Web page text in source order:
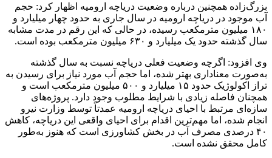
بزرگ‌زاده همچنین درباره وضعیت دریاچه ارومیه اظهار کرد: حجم
آب موجود در دریاچه ارومیه در سال جاری به حدود چهار میلیارد و
۱۸۰ میلیون مترمکعب رسیده، در حالی که این رقم در مدت مشابه
سال گذشته حدود یک میلیارد و ۶۳۰ میلیون مترمکعب بوده است.
وی افزود: اگرچه وضعیت فعلی دریاچه نسبت به سال گذشته
به‌صورت معناداری بهتر شده، اما حجم آب مورد نیاز برای رسیدن به
تراز اکولوژیک حدود ۱۵ میلیارد و ۵۰۰ میلیون مترمکعب است و
همچنان فاصله زیادی با شرایط مطلوب وجود دارد. پروژه‌های
سازه‌ای مرتبط با احیای دریاچه ارومیه عمدتاً توسط وزارت نیرو
انجام شده، اما مهم‌ترین اقدام برای احیای واقعی این دریاچه، کاهش
۴۰ درصدی مصرف آب در بخش کشاورزی است که هنوز به‌طور
کامل محقق نشده است.